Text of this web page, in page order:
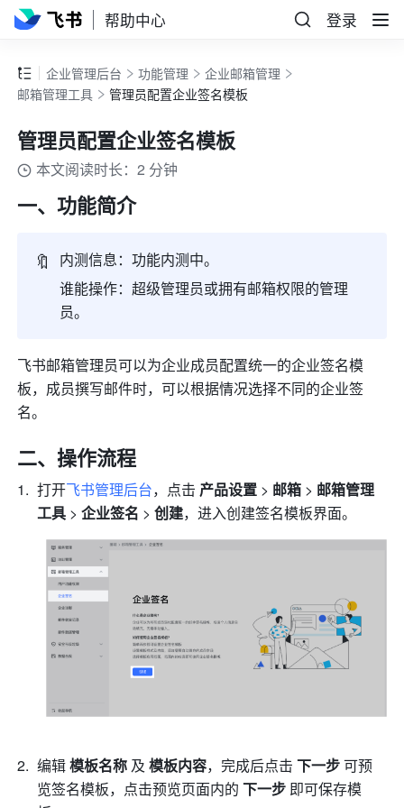
帮助中心 登录
企业管理后台 功能管理
企业邮箱管理
邮箱管理工具
管理员配置企业签名模板
管理员配置企业签名模板
本文阅读时长：2 分钟
一、功能简介
🔖
内测信息：功能内测中。
谁能操作：超级管理员或拥有邮箱权限的管理
员。
飞书邮箱管理员可以为企业成员配置统一的企业签名模
板，成员撰写邮件时，可以根据情况选择不同的企业签
名。
二、操作流程
打开飞书管理后台，点击 产品设置 > 邮箱 > 邮箱管理
工具 > 企业签名 > 创建，进入创建签名模板界面。
编辑 模板名称 及 模板内容，完成后点击 下一步 可预
览签名模板，点击预览页面内的 下一步 即可保存模